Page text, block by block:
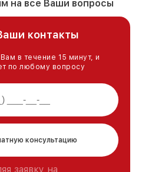
на все Ваши вопросы
контакты
в течение 15 минут, и
по любому вопросу
консультацию
заявку на